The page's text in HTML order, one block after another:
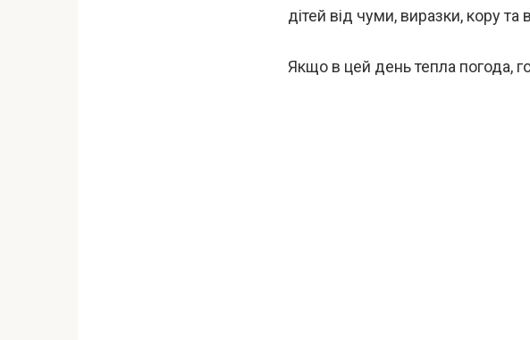
дітей від чуми, виразки, кору та
Якщо в цей день тепла погода,